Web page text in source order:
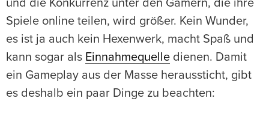
und die Konkurrenz unter den Gamern, die ihre
Spiele online teilen, wird größer. Kein Wunder,
es ist ja auch kein Hexenwerk, macht Spaß und
kann sogar als Einnahmequelle dienen. Damit
ein Gameplay aus der Masse heraussticht, gibt
es deshalb ein paar Dinge zu beachten: